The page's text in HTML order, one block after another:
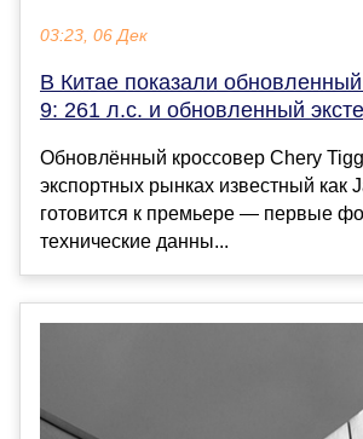
03:23, 06 Дек
В Китае показали
9: 261 л.с. и обновленный
Обновлённый кроссовер Chery
экспортных рынках известный как
готовится к премьере — первые
технические данны...